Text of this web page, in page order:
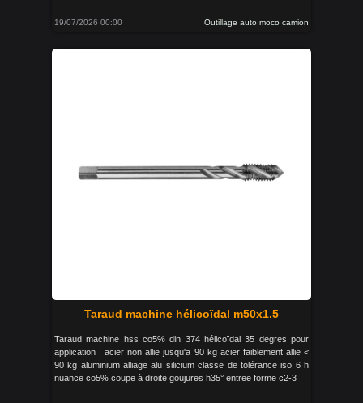
19/07/2026 00:00 Outillage auto moco camion
Taraud machine hélicoïdal m50x1.5
Taraud machine hss co5% din 374 hélicoïdal 35 degres pour
application : acier non allie jusqu'a 90 kg acier faiblement allie <
90 kg aluminium alliage alu silicium classe de tolérance iso 6 h
nuance co5% coupe à droite goujures h35° entree forme c2-3